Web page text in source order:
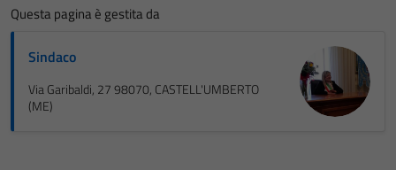
Questa pagina è gestita da
Sindaco
Via Garibaldi, 27 98070, CASTELL'UMBERTO
(ME)